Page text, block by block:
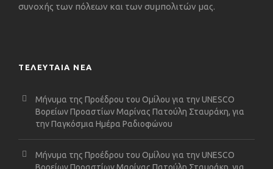
συνοχής των πόλεων και των συμπολιτών μας.
ΤΕΛΕΥΤΑΙΑ ΝΕΑ
Μήνυμα της Προέδρου του Ομίλου για την UNESCO
Βορείων Προαστίων Μαρίνας Πατούλη Σταυράκη, για
την Παγκόσμια Ημέρα Ραδιοφώνου
Μήνυμα της Προέδρου του Ομίλου για την UNESCO
Βορείων Προαστίων Μαρίνας Πατούλη Σταυράκη, για